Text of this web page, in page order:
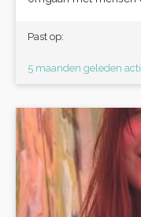
Past op:
5 maanden geleden